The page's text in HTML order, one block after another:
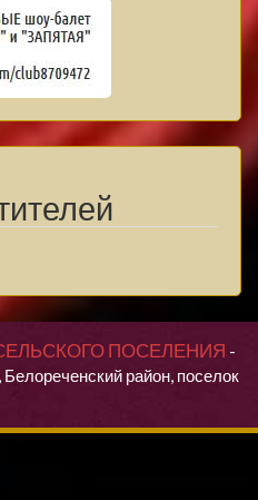
ПОСЕЛЕНИЯ -
район, поселок